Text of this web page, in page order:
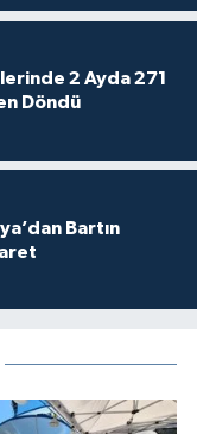
2 Ayda 271
Döndü
Bartın